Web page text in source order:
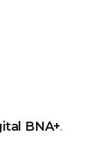
BNA+.